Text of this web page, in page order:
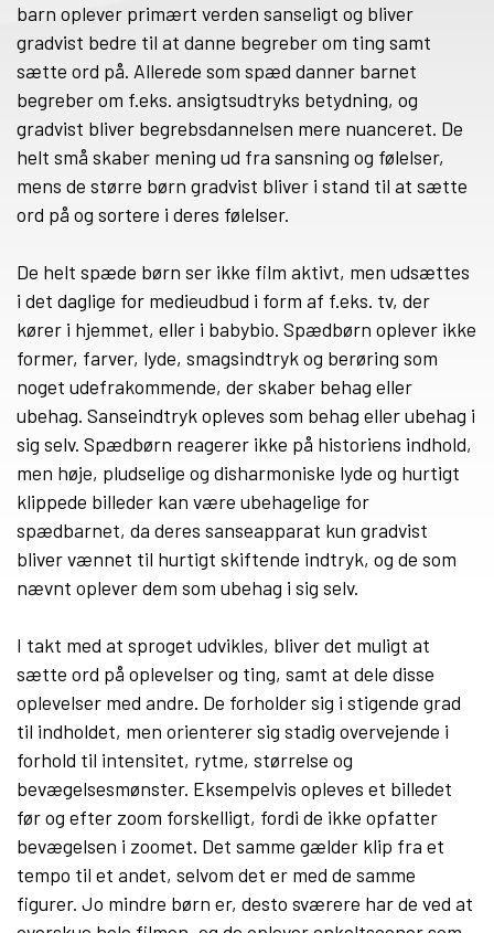
barn oplever primært verden sanseligt og bliver
gradvist bedre til at danne begreber om ting samt
sætte ord på. Allerede som spæd danner barnet
begreber om f.eks. ansigtsudtryks betydning, og
gradvist bliver begrebsdannelsen mere nuanceret. De
helt små skaber mening ud fra sansning og følelser,
mens de større børn gradvist bliver i stand til at sætte
ord på og sortere i deres følelser.
De helt spæde børn ser ikke film aktivt, men udsættes
i det daglige for medieudbud i form af f.eks. tv, der
kører i hjemmet, eller i babybio. Spædbørn oplever ikke
former, farver, lyde, smagsindtryk og berøring som
noget udefrakommende, der skaber behag eller
ubehag. Sanseindtryk opleves som behag eller ubehag i
sig selv. Spædbørn reagerer ikke på historiens indhold,
men høje, pludselige og disharmoniske lyde og hurtigt
klippede billeder kan være ubehagelige for
spædbarnet, da deres sanseapparat kun gradvist
bliver vænnet til hurtigt skiftende indtryk, og de som
nævnt oplever dem som ubehag i sig selv.
I takt med at sproget udvikles, bliver det muligt at
sætte ord på oplevelser og ting, samt at dele disse
oplevelser med andre. De forholder sig i stigende grad
til indholdet, men orienterer sig stadig overvejende i
forhold til intensitet, rytme, størrelse og
bevægelsesmønster. Eksempelvis opleves et billedet
før og efter zoom forskelligt, fordi de ikke opfatter
bevægelsen i zoomet. Det samme gælder klip fra et
tempo til et andet, selvom det er med de samme
figurer. Jo mindre børn er, desto sværere har de ved at